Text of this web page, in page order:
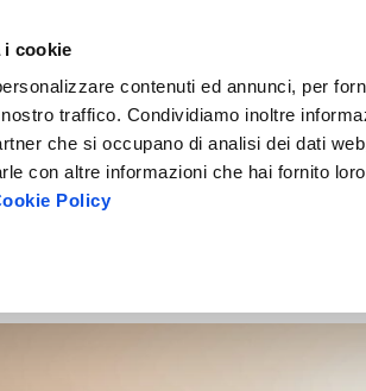
i cookie
contenuti ed annunci, per
traffico. Condividiamo inoltre
che si occupano di analisi dei dati
con altre informazioni che hai fornito
Policy